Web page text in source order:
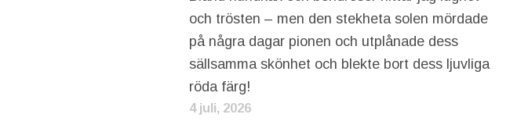
och trösten – men den stekheta solen mördade
på några dagar pionen och utplånade dess
sällsamma skönhet och blekte bort dess ljuvliga
röda färg!
4 juli, 2026